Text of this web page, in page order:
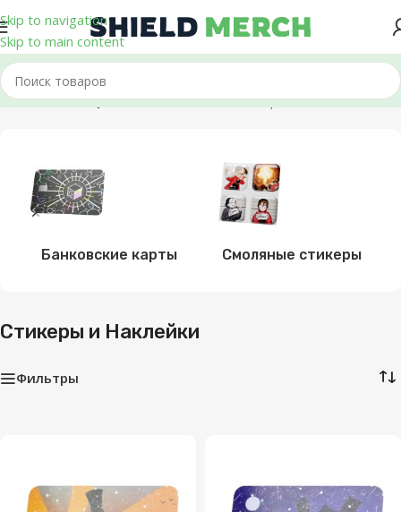
Skip to navigation
Skip to main content
Главная/Стикеры и Наклейки Отображение 1–12 из 66
Банковские карты Смоляные стикеры
Стикеры и Наклейки
Фильтры